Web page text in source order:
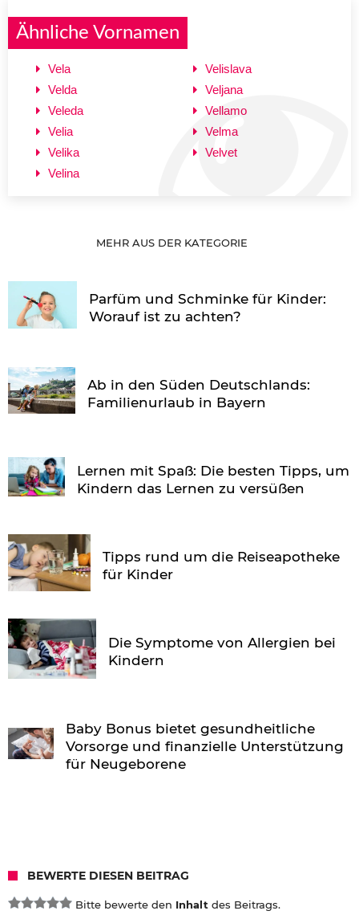
Ähnliche Vornamen
Vela
Velda
Veleda
Velia
Velika
Velina
Velislava
Veljana
Vellamo
Velma
Velvet
MEHR AUS DER KATEGORIE
Parfüm und Schminke für Kinder:
Worauf ist zu achten?
Ab in den Süden Deutschlands:
Familienurlaub in Bayern
Lernen mit Spaß: Die besten Tipps, um
Kindern das Lernen zu versüßen
Tipps rund um die Reiseapotheke
für Kinder
Die Symptome von Allergien bei
Kindern
Baby Bonus bietet gesundheitliche
Vorsorge und finanzielle Unterstützung
für Neugeborene
BEWERTE DIESEN BEITRAG
Bitte bewerte den Inhalt des Beitrags.